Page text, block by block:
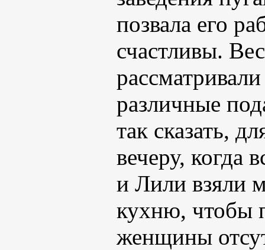
позвала его
счастливы.
различные
так сказать,
вечеру, когда
и Лили взяли
кухню, чтобы
женщины